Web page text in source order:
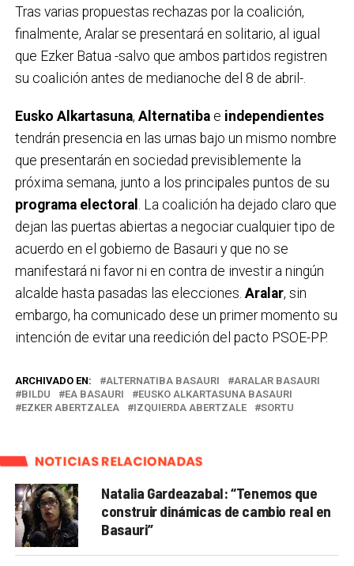
Tras varias propuestas rechazas por la coalición,
finalmente, Aralar se presentará en solitario, al igual
que Ezker Batua -salvo que ambos partidos registren
su coalición antes de medianoche del 8 de abril-.
Eusko Alkartasuna, Alternatibae independientes
tendrán presencia en las urnas bajo un mismo nombre
que presentarán en sociedad previsiblemente la
próxima semana, junto a los principales puntos de su
programa electoral
. La coalición ha dejado claro que
dejan las puertas abiertas a negociar cualquier tipo de
acuerdo en el gobierno de Basauri y que no se
manifestará ni favor ni en contra de investir a ningún
alcalde hasta pasadas las elecciones. Aralar, sin
embargo, ha comunicado dese un primer momento su
intención de evitar una reedición del pacto PSOE-PP.
ARCHIVADO EN: ALTERNATIBA BASAURI
ARALAR BASAURI
BILDU
EA BASAURI
EUSKO ALKARTASUNA BASAURI
EZKER ABERTZALEA
IZQUIERDA ABERTZALE SORTU
NOTICIAS RELACIONADAS
Natalia Gardeazabal: “Tenemos que
construir dinámicas de cambio real en
Basauri”